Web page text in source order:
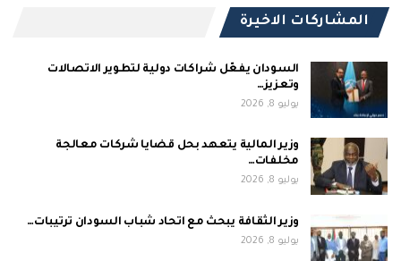
المشاركات الاخيرة
السودان يفعّل شراكات دولية لتطوير الاتصالات
وتعزيز…
يوليو 8, 2026
وزير المالية يتعهد بحل قضايا شركات معالجة
مخلفات…
يوليو 8, 2026
وزير الثقافة يبحث مع اتحاد شباب السودان ترتيبات…
يوليو 8, 2026